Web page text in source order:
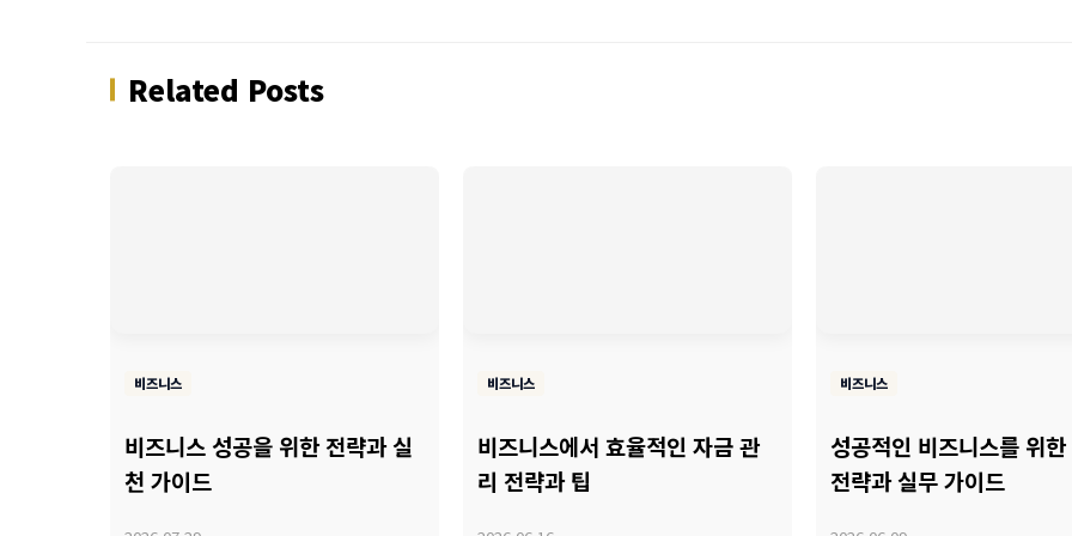
Related Posts
비즈니스
비즈니스 성공을 위한 전략과 실
천 가이드
비즈니스
비즈니스에서 효율적인 자금 관
리 전략과 팁
비즈니스
성공적인 비즈니스를 위
전략과 실무 가이드